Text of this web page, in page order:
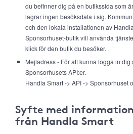
du befinner dig på en butikssida som
lagrar ingen besöksdata i sig.
och den lokala installationen av
Sponsorhuset-butik vill använda
klick för den butik du besöker.
Mejladress - För att kunna logga in dig
Sponsorhusets API:er.
Handla Smart -> API -> Sponsorhuset
Syfte med
från Handla Smart